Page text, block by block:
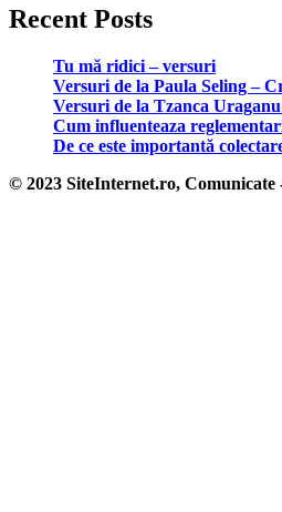
Recent Posts
Tu mă ridici – versuri
Versuri de la Paula Seling –
Versuri de la Tzanca
Cum influenteaza
De ce este importantă
© 2023 SiteInternet.ro, Comunicate